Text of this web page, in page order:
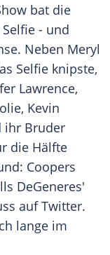
bat die
- und
Neben Meryl
Selfie knipste,
Lawrence,
Kevin
ihr Bruder
die Hälfte
Coopers
DeGeneres'
auf Twitter.
lange im